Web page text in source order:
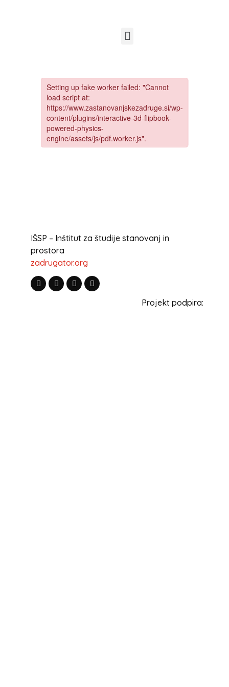
IŠSP – Inštitut za študije stanovanj in
prostora
zadrugator.org
Projekt podpira: